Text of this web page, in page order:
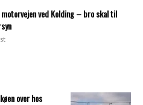
ved Kolding – bro skal til
over hos